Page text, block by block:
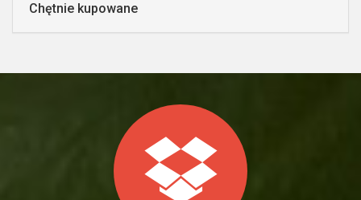
Chętnie kupowane